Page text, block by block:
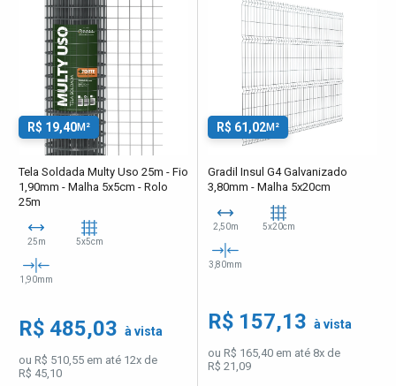
R$ 19,40M²
Tela Soldada Multy Uso 25m - Fio
1,90mm - Malha 5x5cm - Rolo
25m
25m 5x5cm
1,90mm
R$ 485,03 à vista
ou R$ 510,55 em até 12x de
R$ 45,10
R$ 61,02M²
Gradil Insul G4 Galvanizado
3,80mm - Malha 5x20cm
2,50m 5x20cm
3,80mm
R$ 157,13 à vista
ou R$ 165,40 em até 8x de
R$ 21,09